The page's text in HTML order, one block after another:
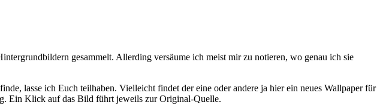
gesammelt. Allerding versäume ich meist mir zu notieren, wo genau ich sie
lasse ich Euch teilhaben. Vielleicht findet der eine oder andere ja hier ein neues Wallpaper für
Ein Klick auf das Bild führt jeweils zur Original-Quelle.